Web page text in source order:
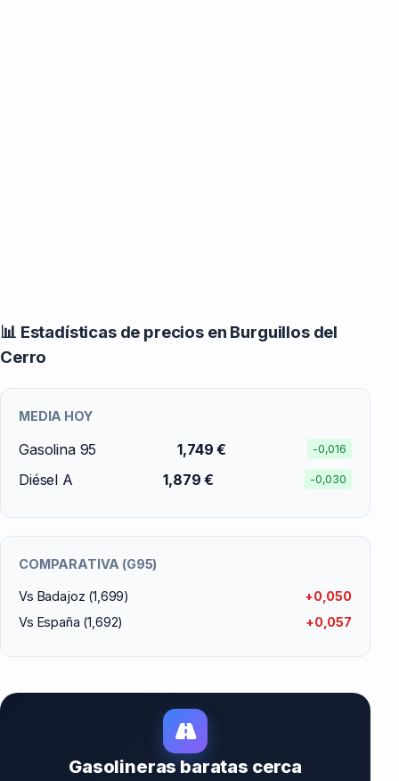
📊 Estadísticas de precios en Burguillos del
Cerro
MEDIA HOY
Gasolina 95 1,749 € -0,016
Diésel A 1,879 € -0,030
COMPARATIVA (G95)
Vs Badajoz (1,699)
+0,050
Vs España (1,692)
+0,057
Gasolineras baratas cerca